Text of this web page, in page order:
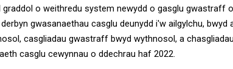
graddol o weithredu system newydd o gasglu gwastraff
gwasanaethau casglu deunydd i'w ailgylchu,
casgliadau gwastraff bwyd wythnosol, a
casglu cewynnau o ddechrau haf 2022.